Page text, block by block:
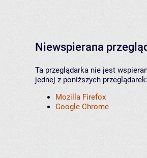
Niewspierana
Ta przeglądarka nie jest
jednej z poniższych przeglądarek:
Mozilla Firefox
Google Chrome